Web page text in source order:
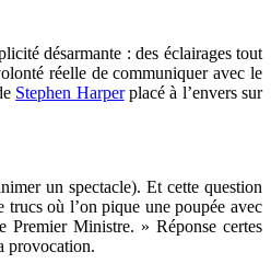
désarmante : des éclairages tout
réelle de communiquer avec le
Stephen Harperplacé à l’envers sur
un spectacle). Et cette question
où l’on pique une poupée avec
Premier Ministre. » Réponse certes
provocation.